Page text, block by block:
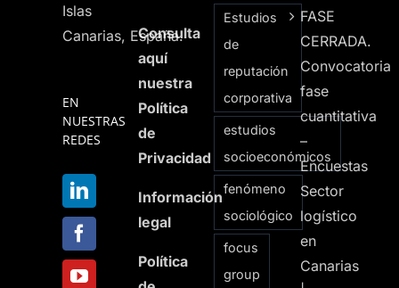
Islas
Canarias, España.
EN
NUESTRAS
REDES
Consulta
aquí
nuestra
Política
de
Privacidad
Información
legal
Política
Estudios
de
reputación
corporativa
estudios
socioeconómicos
fenómeno
sociológico
focus
group
FASE
CERRADA.
Convocatoria
fase
cuantitativa
–
Encuestas
Sector
logístico
en
Canarias